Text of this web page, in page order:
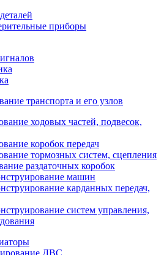
приборы
транспорта и его узлов
ходовых частей, подвесок,
коробок передач
тормозных систем, сцепления
раздаточных коробок
машин
карданных передач,
систем управления,
ДВС